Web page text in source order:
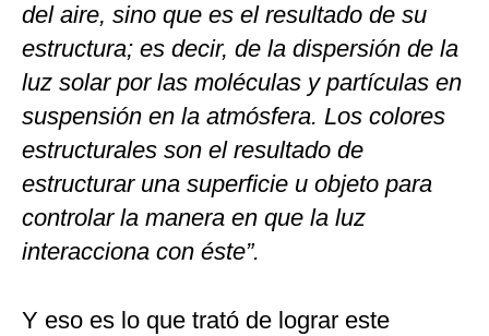
del aire, sino que es el resultado de su
estructura; es decir, de la dispersión de la
luz solar por las moléculas y partículas en
suspensión en la atmósfera. Los colores
estructurales son el resultado de
estructurar una superficie u objeto para
controlar la manera en que la luz
interacciona con éste”.
Y eso es lo que trató de lograr este